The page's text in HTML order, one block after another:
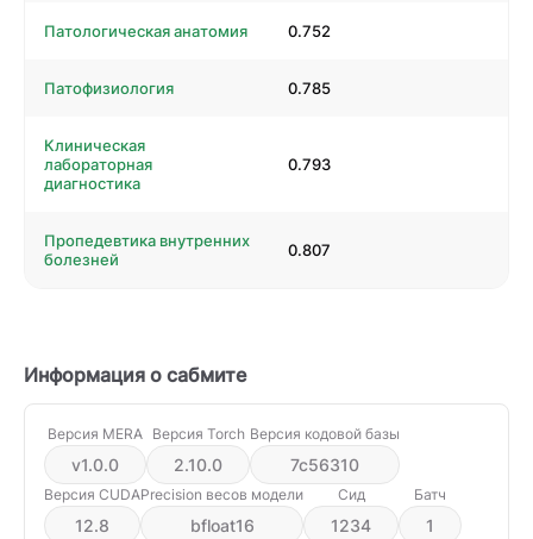
Патологическая анатомия 0.752
Патофизиология 0.785
Клиническая
лабораторная
диагностика
0.793
Пропедевтика внутренних
болезней
0.807
Информация о сабмите
Версия MERA
v1.0.0
Версия Torch
2.10.0
Версия кодовой базы
7c56310
Версия CUDA
12.8
Precision весов модели
bfloat16
Сид
1234
Батч
1